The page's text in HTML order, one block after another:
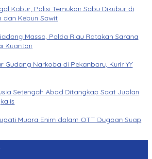
Kabur, Polisi Temukan Sabu Dikubur di
dan Kebun Sawit
Massa, Polda Riau Ratakan Sarana
Kuantan
Gudang Narkoba di Pekanbaru, Kurir YY
Setengah Abad Ditangkap Saat Jualan
Muara Enim dalam OTT Dugaan Suap